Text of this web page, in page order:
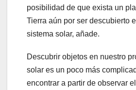
posibilidad de que exista un
Tierra aún por ser descubierto
sistema solar, añade.
Descubrir objetos en nuestro
solar es un poco más
encontrar a partir de observar